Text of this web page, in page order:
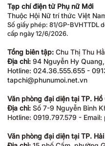
Tạp chí điện tử Phụ nữ Mới
Thuộc Hội Nữ trí thức Việt
Số giấy phép: 81/GP-BVHTTDL
cấp ngày 12/6/2026.
Tổng biên tập: Chu Thị Thu
Địa chỉ: 94 Nguyễn Hy
Hotline: 024.36.555.655 -
tapchi@phunumoi.net.vn
Văn phòng đại diện tại TP. Hồ
Địa chỉ: Số 7-9 Nguyễn Bỉnh
Hotline: 0919.797.579 -
Văn phòng đại diện tại TP.
Địa chỉ: 15 phố Cấm, phường